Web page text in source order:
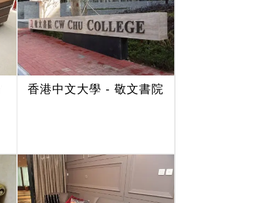
香港中文大學 - 敬文書院